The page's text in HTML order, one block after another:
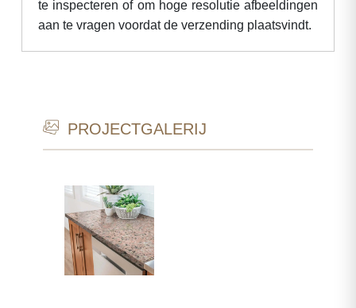
te inspecteren of om hoge resolutie afbeeldingen
aan te vragen voordat de verzending plaatsvindt.
PROJECTGALERIJ